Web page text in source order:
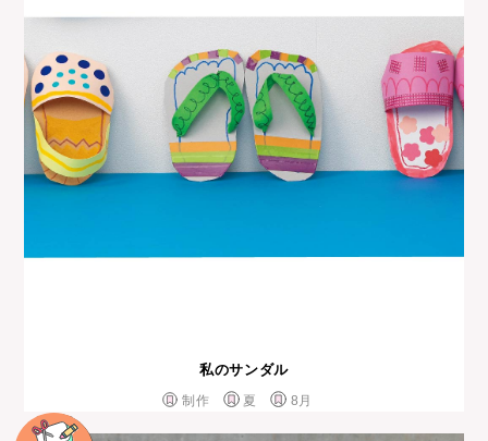
私のサンダル
制作 夏 8月